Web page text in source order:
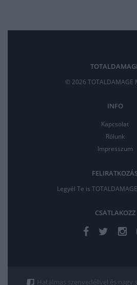
© 2026 TOTALDAMAGE
INFO
Kapcsolat
Rólunk
Impresszum
Legyél Te is
CSATLAKOZZ
Hatalmas szenvedéllyel és